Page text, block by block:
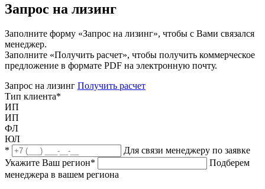
Запрос на лизинг
Заполните форму «Запрос на лизинг», чтобы с Вами связался
менеджер.
Заполните «Получить расчет», чтобы получить коммерческое
предложение в формате PDF на электронную почту.
Запрос на лизинг Получить расчет
Тип клиента*
ИП
ИП
ФЛ
ЮЛ
*
Для связи менеджеру по заявке
Укажите Ваш регион*
Подберем
менеджера в вашем региона